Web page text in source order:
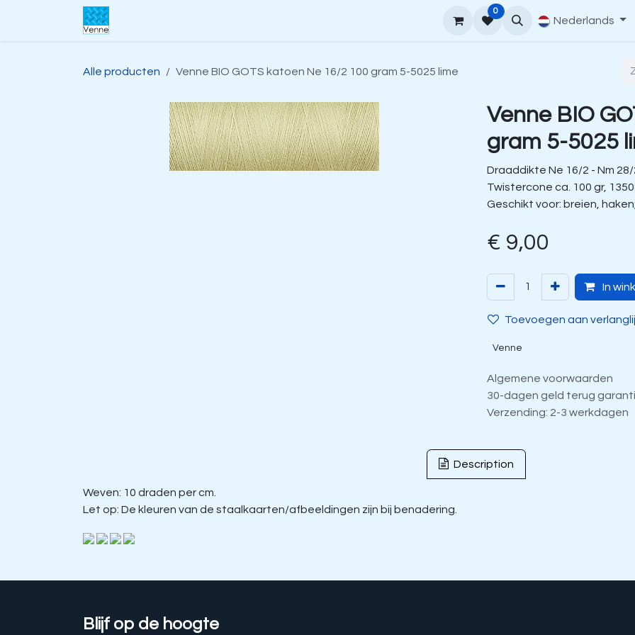
Overslaan naar inhoud
Hoe te bestellen Contact
0
Nederlands
Alle producten Venne BIO GOTS katoen Ne 16/2 100 gram 5-5025 lime
Venne BIO
gram 5-5025
Draaddikte Ne 16/2 - Nm 28/
Twistercone ca. 100 gr, 1350
Geschikt voor: breien,
€ 9,00
In
Toevoegen aan
Venne
Algemene voorwaarden
30-dagen geld terug
Verzending: 2-3 werkdagen
Description
Weven: 10 draden per cm.
Let op: De kleuren van de staalkaarten/afbeeldingen zijn bij benadering.
Blijf op de hoogte